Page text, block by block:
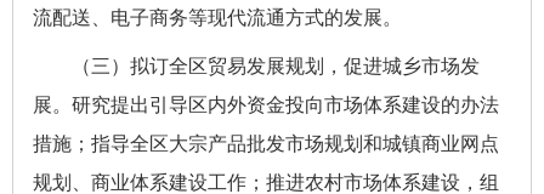
流配送、电子商务等现代流通方式的发展。
（三）拟订全区贸易发展规划，促进城乡市场发
展。研究提出引导区内外资金投向市场体系建设的办法
措施；指导全区大宗产品批发市场规划和城镇商业网点
规划、商业体系建设工作 ； 推进农村市场体系建设，组